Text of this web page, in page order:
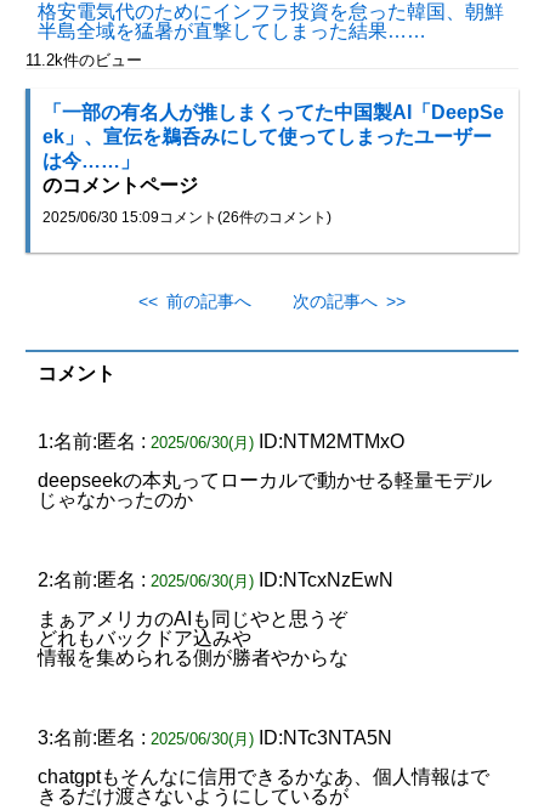
格安電気代のためにインフラ投資を怠った韓国、朝鮮
半島全域を猛暑が直撃してしまった結果……
11.2k件のビュー
「一部の有名人が推しまくってた中国製AI「DeepSe
ek」、宣伝を鵜呑みにして使ってしまったユーザー
は今……」
のコメントページ
2025/06/30 15:09コメント(26件のコメント)
<< 前の記事へ 次の記事へ >>
コメント
1:名前:匿名 : 2025/06/30(月)
ID:NTM2MTMxO
deepseekの本丸ってローカルで動かせる軽量モデル
じゃなかったのか
2:名前:匿名 : 2025/06/30(月)
ID:NTcxNzEwN
まぁアメリカのAIも同じやと思うぞ
どれもバックドア込みや
情報を集められる側が勝者やからな
3:名前:匿名 : 2025/06/30(月)
ID:NTc3NTA5N
chatgptもそんなに信用できるかなあ、個人情報はで
きるだけ渡さないようにしているが